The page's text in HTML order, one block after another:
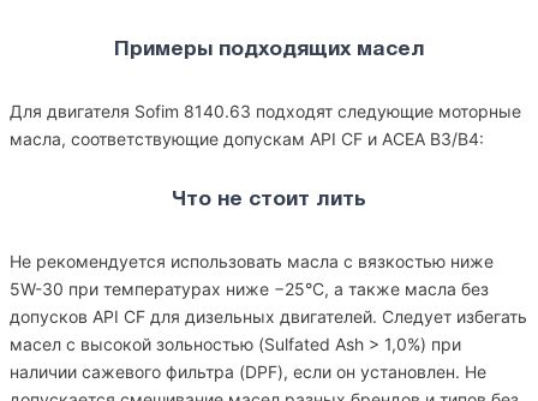
Примеры подходящих масел
Для двигателя Sofim 8140.63 подходят следующие моторные
масла, соответствующие допускам API CF и ACEA B3/B4:
Что не стоит лить
Не рекомендуется использовать масла с вязкостью ниже
5W-30 при температурах ниже −25°C, а также масла без
допусков API CF для дизельных двигателей. Следует избегать
масел с высокой зольностью (Sulfated Ash > 1,0%) при
наличии сажевого фильтра (DPF), если он установлен. Не